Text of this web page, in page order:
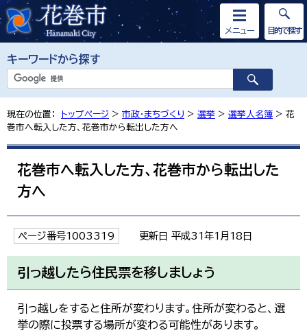
キーワードから探す
メニュー 目的で探す
現在の位置： トップページ > 市政・まちづくり > 選挙 > 選挙人名簿 > 花
巻市へ転入した方、花巻市から転出した方へ
花巻市へ転入した方、花巻市から転出した
方へ
ページ番号1003319 更新日 平成31年1月18日
引っ越したら住民票を移しましょう
引っ越しをすると住所が変わります。住所が変わると、選
挙の際に投票する場所が変わる可能性があります。